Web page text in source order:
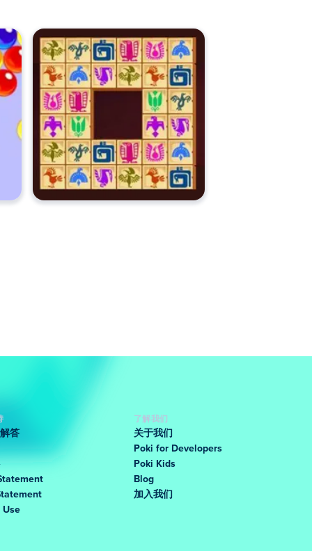
答
Use
了解我们
关于我们
Poki for Developers
Poki Kids
Blog
加入我们